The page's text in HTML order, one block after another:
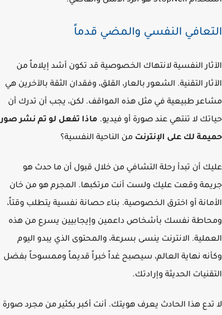
النفسي والمضي قدماً
النفسية لانتهاك الخصوصية قد تكون أشد إيلاماً من
التقنية. الشعور بالعار، القلق، وفقدان الثقة بالآخرين هي
طبيعية في مثل هذه المواقف. لكن، يجب أن تدرك أن
لا تنتهي عند صورة أو فيديو.ماذا تفعل لو تم نشر صور
لك على الإنترنتمن الناحية النفسية؟
أن تبدأ رحلة التشافي من خلال قبول أن ما حدث هو
وقعت عليك ولست أنت مرتكبها. المجرم هو من خان
أو اخترق الخصوصية. بناء حصانة نفسية يتطلب وقتاً،
نفسك بأشخاص داعمين وإيجابيين يسرع من هذه
الانترنت ينسى بسرعة، والمحتوى الذي يبدو اليوم
نهاية العالم، سيصبح غداً خبراً قديماً وممسوحاً بفضل
الحديثة وإرادتك.
تدع هذا الحادث يعرف هويتك. أنت أكبر بكثير من مجرد صورة